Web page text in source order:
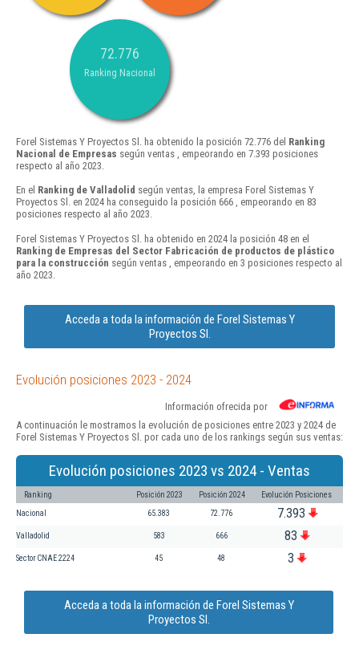
72.776
Ranking Nacional
Forel Sistemas Y Proyectos Sl. ha obtenido la posición 72.776 del Ranking
Nacional de Empresas según ventas , empeorando en 7.393 posiciones
respecto al año 2023.
En el Ranking de Valladolid según ventas, la empresa Forel Sistemas Y
Proyectos Sl. en 2024 ha conseguido la posición 666 , empeorando en 83
posiciones respecto al año 2023.
Forel Sistemas Y Proyectos Sl. ha obtenido en 2024 la posición 48 en el
Ranking de Empresas del Sector Fabricación de productos de plástico
para la construcción según ventas , empeorando en 3 posiciones respecto al
año 2023.
Acceda a toda la información de Forel Sistemas Y
Proyectos Sl.
Evolución posiciones 2023 - 2024
Información ofrecida por
A continuación le mostramos la evolución de posiciones entre 2023 y 2024 de
Forel Sistemas Y Proyectos Sl. por cada uno de los rankings según sus ventas:
Evolución posiciones 2023 vs 2024 - Ventas
Ranking Posición 2023 Posición 2024 Evolución Posiciones
Nacional 65.383 72.776 7.393
Valladolid 583 666 83
Sector CNAE 2224 45 48 3
Acceda a toda la información de Forel Sistemas Y
Proyectos Sl.